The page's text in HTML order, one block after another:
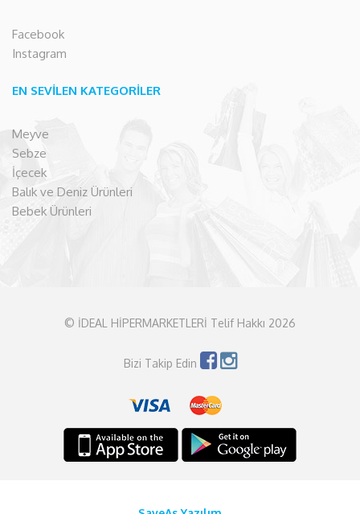
Facebook
Instagram
EN SEVİLEN KATEGORİLER
Meyve
Sebze
İçecek
Balık ve Deniz Ürünleri
Bebek Ürünleri
© İDEAL HİPERMARKETLERİ Telif Hakkı 2026
Bizi Takip Edin